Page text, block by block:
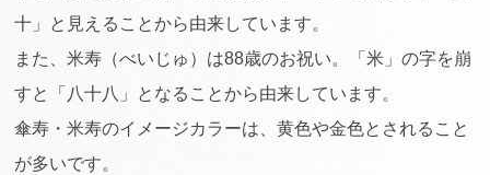
十」と見えることから由来しています。
また、米寿（べいじゅ）は88歳のお祝い。「米」の字を崩
すと「八十八」となることから由来しています。
傘寿・米寿のイメージカラーは、黄色や金色とされること
が多いです。